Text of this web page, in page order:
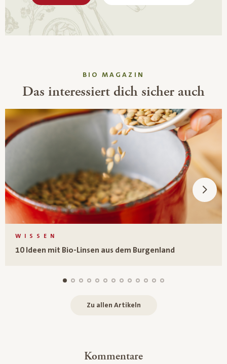
BIO MAGAZIN
Das interessiert dich sicher auch
WISSEN
10 Ideen mit Bio-Linsen aus dem Burgenland
Zu allen Artikeln
Kommentare